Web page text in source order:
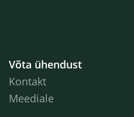
Võta ühendust
Kontakt
Meediale